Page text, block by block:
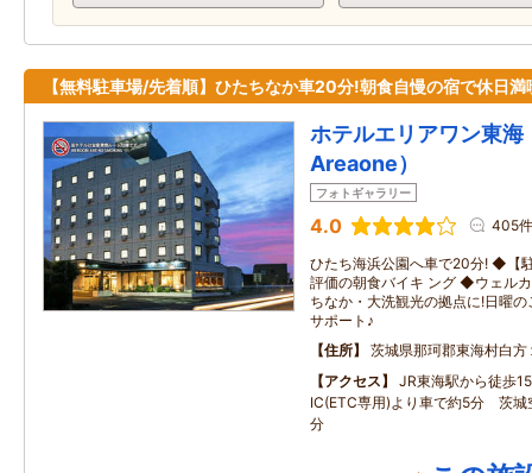
【無料駐車場/先着順】ひたちなか車20分!朝食自慢の宿で休日満
ホテルエリアワン東海
Areaone）
フォトギャラリー
4.0 405件
ひたち海浜公園へ車で20分! ◆【
評価の朝食バイキ ング ◆ウェル
ちなか・大洗観光の拠点に!日曜
サポート♪
住所
茨城県那珂郡東海村白
アクセス
JR東海駅から徒歩
IC(ETC専用)より車で約5分 茨城
分